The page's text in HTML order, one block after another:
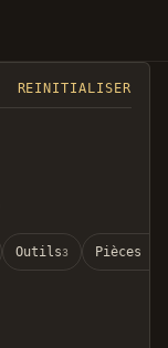
REINITIALISER
Outils3 Pièces